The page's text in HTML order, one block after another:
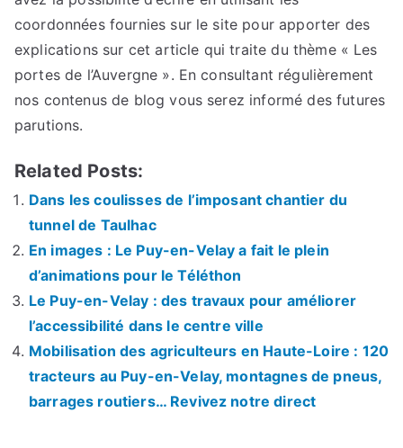
coordonnées fournies sur le site pour apporter des
explications sur cet article qui traite du thème « Les
portes de l’Auvergne ». En consultant régulièrement
nos contenus de blog vous serez informé des futures
parutions.
Related Posts:
Dans les coulisses de l’imposant chantier du
tunnel de Taulhac
En images : Le Puy-en-Velay a fait le plein
d’animations pour le Téléthon
Le Puy-en-Velay : des travaux pour améliorer
l’accessibilité dans le centre ville
Mobilisation des agriculteurs en Haute-Loire : 120
tracteurs au Puy-en-Velay, montagnes de pneus,
barrages routiers… Revivez notre direct